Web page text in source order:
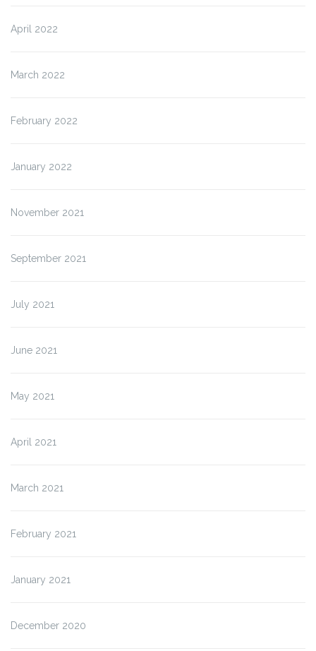
April 2022
March 2022
February 2022
January 2022
November 2021
September 2021
July 2021
June 2021
May 2021
April 2021
March 2021
February 2021
January 2021
December 2020